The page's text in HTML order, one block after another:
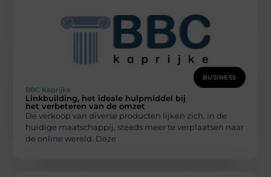
BUSINESS
BBC Kaprijke
Linkbuilding, het ideale hulpmiddel bij
het verbeteren van de omzet
De verkoop van diverse producten lijken zich, in de
huidige maatschappij, steeds meer te verplaatsen naar
de online wereld. Deze